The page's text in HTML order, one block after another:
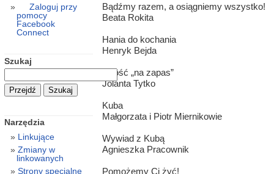
Bądźmy razem, a osiągniemy wszystko!
Beata Rokita
Hania do kochania
Henryk Bejda
Miłość „na zapas”
Jolanta Tytko
Kuba
Małgorzata i Piotr Miernikowie
Wywiad z Kubą
Agnieszka Pracownik
Pomożemy Ci żyć!
Zaloguj przy
pomocy
Facebook
Connect
Szukaj
Narzędzia
Linkujące
Zmiany w
linkowanych
Strony specjalne